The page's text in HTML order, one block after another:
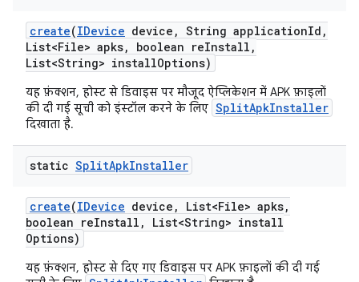
create(IDevice device , String applicationId ,
List<File> apks, boolean reInstall ,
List<String> installOptions)
यह फ़ंक्शन, होस्ट से डिवाइस पर मौजूद ऐप्लिकेशन में APK फ़ाइलों
की दी गई सूची को इंस्टॉल करने के लिए SplitApkInstaller
दिखाता है.
static SplitApkInstaller
create(IDevice device , List<File> apks,
boolean reInstall ,
List<String> install
Options)
यह फ़ंक्शन, होस्ट से दिए गए डिवाइस पर APK फ़ाइलों की दी गई